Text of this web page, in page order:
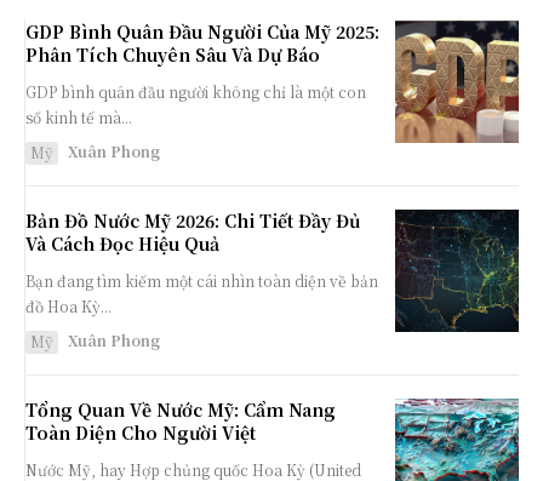
GDP Bình Quân Đầu Người Của Mỹ 2025:
Phân Tích Chuyên Sâu Và Dự Báo
GDP bình quân đầu người không chỉ là một con
số kinh tế mà...
Mỹ
Xuân Phong
Bản Đồ Nước Mỹ 2026: Chi Tiết Đầy Đủ
Và Cách Đọc Hiệu Quả
Bạn đang tìm kiếm một cái nhìn toàn diện về bản
đồ Hoa Kỳ...
Mỹ
Xuân Phong
Tổng Quan Về Nước Mỹ: Cẩm Nang
Toàn Diện Cho Người Việt
Nước Mỹ, hay Hợp chủng quốc Hoa Kỳ (United